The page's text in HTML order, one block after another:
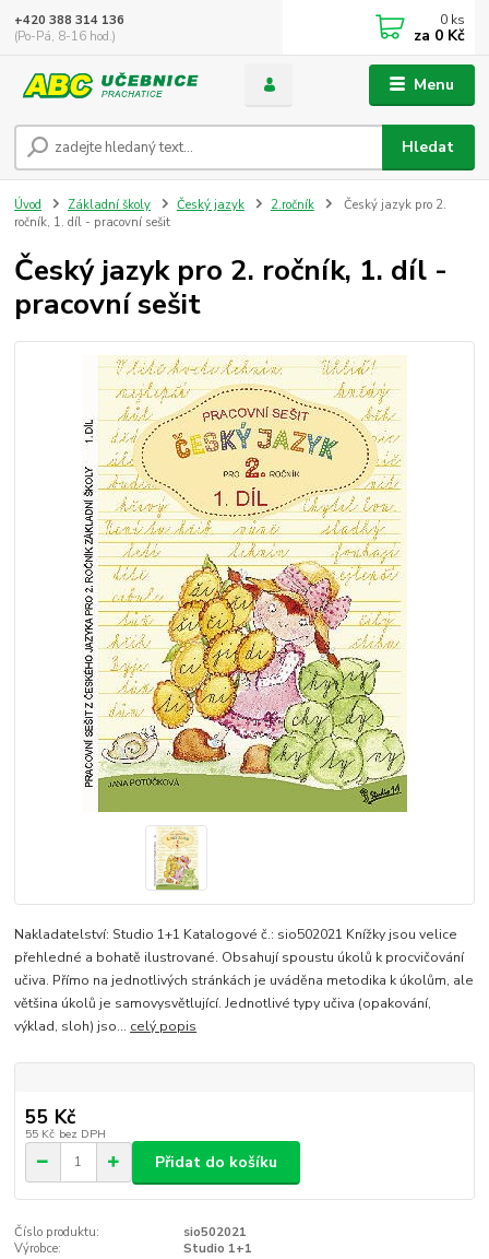
Menu
Hledat
+420 388 314 136
(Po-Pá, 8-16 hod.)
0 ks
za 0 Kč
Úvod Základní školy Český jazyk 2.ročník
Český jazyk pro 2.
ročník, 1. díl - pracovní sešit
Český jazyk pro 2. ročník, 1. díl -
pracovní sešit
Nakladatelství: Studio 1+1 Katalogové č.: sio502021 Knížky jsou velice
přehledné a bohatě ilustrované. Obsahují spoustu úkolů k procvičování
učiva. Přímo na jednotlivých stránkách je uváděna metodika k úkolům, ale
většina úkolů je samovysvětlující. Jednotlivé typy učiva (opakování,
výklad, sloh) jso... celý popis
55 Kč
55 Kč bez DPH
Přidat do košíku
Číslo produktu:
sio502021
Výrobce:
Studio 1+1